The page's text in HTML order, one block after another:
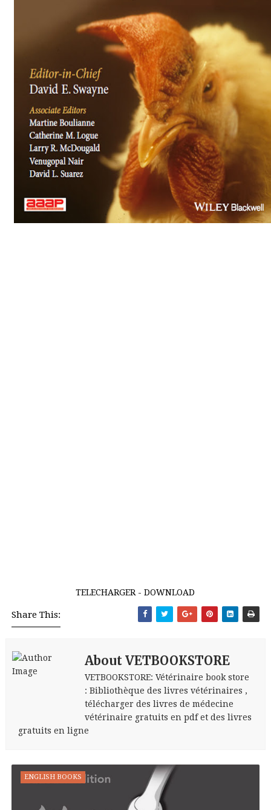
TELECHARGER - DOWNLOAD
Share This:
About VETBOOKSTORE
VETBOOKSTORE: Vétérinaire book store
: Bibliothèque des livres vétérinaires ,
télécharger des livres de médecine
vétérinaire gratuits en pdf et des livres
gratuits en ligne
ENGLISH BOOKS